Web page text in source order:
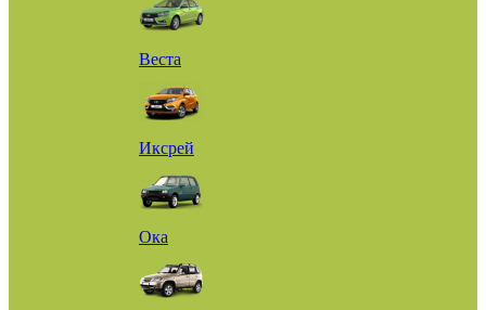
Веста
Иксрей
Ока